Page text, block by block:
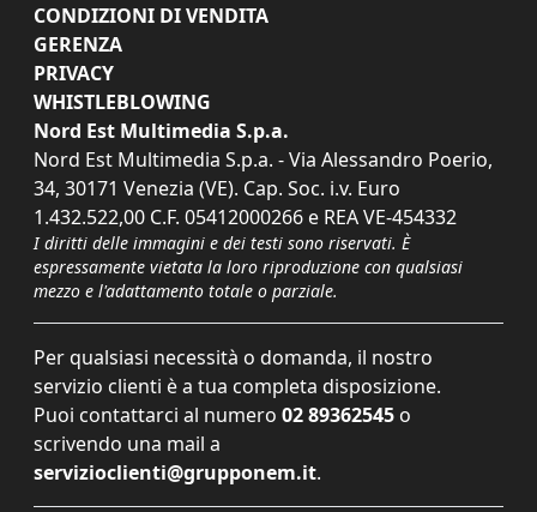
CONDIZIONI DI VENDITA
GERENZA
PRIVACY
WHISTLEBLOWING
Nord Est Multimedia S.p.a.
Nord Est Multimedia S.p.a. - Via Alessandro Poerio,
34, 30171 Venezia (VE). Cap. Soc. i.v. Euro
1.432.522,00 C.F. 05412000266 e REA VE-454332
I diritti delle immagini e dei testi sono riservati. È
espressamente vietata la loro riproduzione con qualsiasi
mezzo e l'adattamento totale o parziale.
Per qualsiasi necessità o domanda, il nostro
servizio clienti è a tua completa disposizione.
Puoi contattarci al numero 02 89362545 o
scrivendo una mail a
servizioclienti@grupponem.it.